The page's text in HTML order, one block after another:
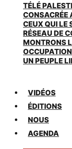
TÉLÉ
CONSACRÉE
CEUX QUI LE
RÉSEAU DE
MONTRONS
UN PEUPLE
VIDÉOS
ÉDITIONS
NOUS
AGENDA